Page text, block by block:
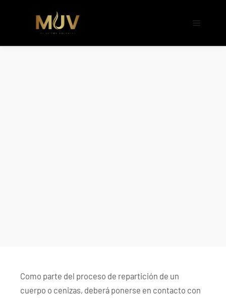
��������p�SVT�(w��
��x�;�-
撆R��x�ZMz�7v��IW���/d��ٞ�Тז�c�ZM~�ji�� ߒ��sQz�����Ԡ��DW��3�De�n"��M�+/
Como parte del proceso de repartición de un
cuerpo o cenizas, deberá ponerse en contacto con